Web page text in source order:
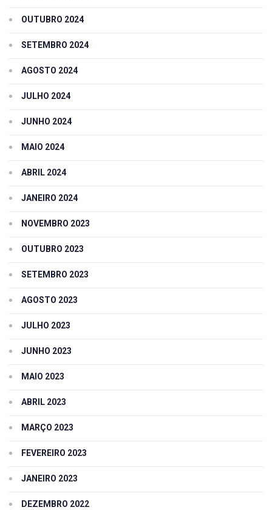
OUTUBRO 2024
SETEMBRO 2024
AGOSTO 2024
JULHO 2024
JUNHO 2024
MAIO 2024
ABRIL 2024
JANEIRO 2024
NOVEMBRO 2023
OUTUBRO 2023
SETEMBRO 2023
AGOSTO 2023
JULHO 2023
JUNHO 2023
MAIO 2023
ABRIL 2023
MARÇO 2023
FEVEREIRO 2023
JANEIRO 2023
DEZEMBRO 2022